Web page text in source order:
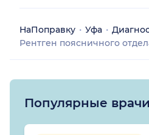
НаПоправку Уфа
Рентген поясничного
Популярные